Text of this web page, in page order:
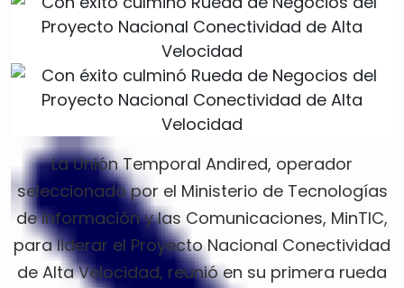
La Unión Temporal Andired, operador
seleccionado por el Ministerio de Tecnologías
de Información y las Comunicaciones, MinTIC,
para liderar el Proyecto Nacional Conectividad
de Alta Velocidad, reunió en su primera rueda